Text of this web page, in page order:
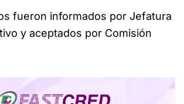
fueron informados por Jefatura
y aceptados por Comisión